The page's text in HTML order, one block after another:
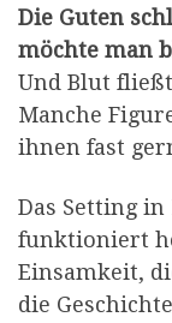
Die Guten
möchte man
Und Blut
Manche
ihnen fast
Das Setting
funktioniert
Einsamkeit,
die